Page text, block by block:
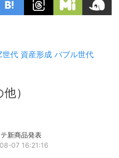
世代 資産形成 バブル世代
）
新商品発表
07 16:21:16